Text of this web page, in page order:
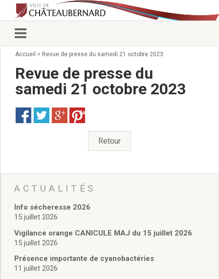
Vie municipale
Conseillers municipaux
Commissions 2026
Arrêtés du Maire
Services municipaux
Pour venir nous voir
administratives
Services Techniques
Affaires Scolaires
Vie associative
Police Municipale/règlementation
Cimetière/réglementation funéraire
Services en ligne
Licences boissons
Accueil > Revue de presse du samedi 21 octobre 2023
Revue de presse du
samedi 21 octobre 2023
Save
Retour
ACTUALITÉS
Info sécheresse 2026
15 juillet 2026
Vigilance orange CANICULE MAJ du 15 juillet 2026
15 juillet 2026
Présence importante de cyanobactéries
11 juillet 2026